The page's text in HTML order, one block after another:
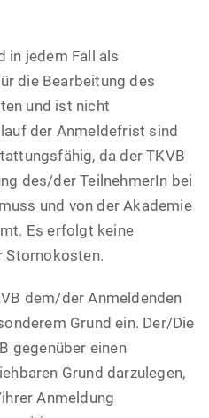
in jedem Fall als
die Bearbeitung des
und ist nicht
der Anmeldefrist sind
da der TKVB
des/der TeilnehmerIn bei
und von der Akademie
Es erfolgt keine
Stornokosten.
dem/der Anmeldenden
Grund ein. Der/Die
gegenüber einen
Grund darzulegen,
Anmeldung